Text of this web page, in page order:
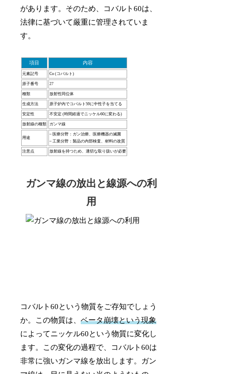
があります。そのため、コバルト60は、
法律に基づいて厳重に管理されていま
す。
項目 内容
元素記号 Co (コバルト)
原子番号 27
種類 放射性同位体
生成方法 原子炉内でコバルト59に中性子を当てる
安定性 不安定 (時間経過でニッケル60に変わる)
放射線の種類 ガンマ線
用途
– 医療分野：ガン治療、医療機器の滅菌
– 工業分野：製品の内部検査、材料の改質
注意点 放射線を持つため、適切な取り扱いが必要
ガンマ線の放出と線源への利
用
コバルト60という物質をご存知でしょう
か。この物質は、ベータ崩壊という現象
によってニッケル60という物質に変化し
ます。この変化の過程で、コバルト60は
非常に強いガンマ線を放出します。ガン